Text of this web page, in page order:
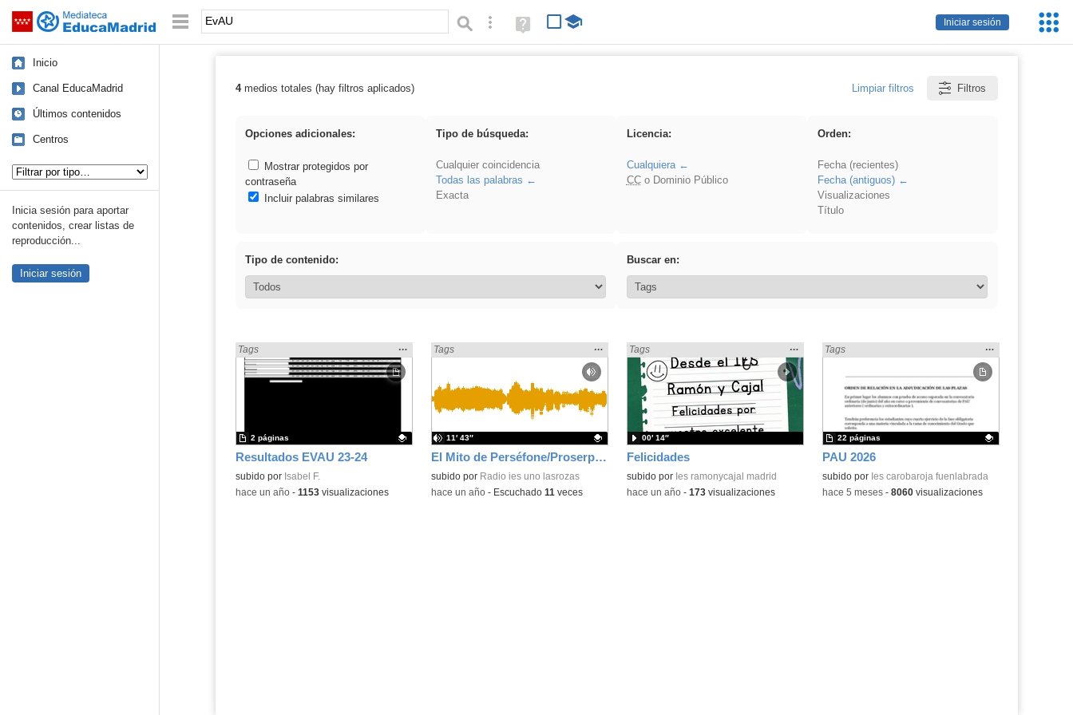
Saltar navegación
Iniciar sesión
Palabra o frase: Búsqueda avanzada
Ayuda
(en
Inicio
Canal EducaMadrid
Últimos contenidos
Centros
Inicia sesión para aportar
contenidos, crear listas de
reproducción...
Iniciar sesión
Resultados de: EvAU
4medios totales (hay filtros aplicados) Limpiar filtros Filtros
Opciones adicionales:
Mostrar protegidos por
contraseña
Incluir palabras similares
Tipo de búsqueda:
Cualquier coincidencia
Todas las palabras
Exacta
Licencia:
Cualquiera
CCo Dominio Público
Orden:
Fecha (recientes)
Fecha (antiguos)
Visualizaciones
Título
Tipo de contenido: Buscar en:
Resultados EVAU 23-24
Encontrado «EvAU» en:
Tags
Mostrar
la
ubicación
búsqueda
…
Contenido educativo.
subido por Isabel F.
2 páginas
-hace un año- 1153visualizaciones
El Mito de Perséfone/Proserpina
Encontrado «EvAU» en:
Tags
Mostrar
la
ubicación
de la
…
Contenido educativo.
subido por Radio ies uno lasrozas
11′ 43″
-hace un año- Escuchado 11 veces
Felicidades
Encontrado «EvAU» en:
Tags
Mostrar
la
ubicación
de la
…
subido por Ies ramonycajal madrid
00′ 14″
-hace un año- 173visualizaciones
PAU 2026
Encontrado «EvAU» en:
Tags
Mostrar
la
ubicación
…
Contenido educativo.
subido por Ies carobaroja fuenlabrada
22 páginas
-hace 5 meses- 8060visualizaciones